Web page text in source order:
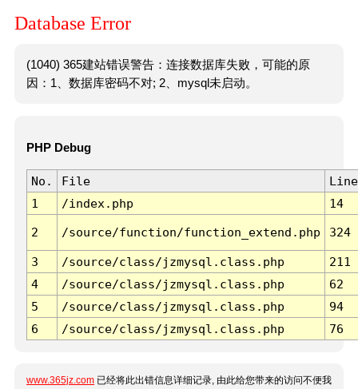
Database Error
(1040) 365建站错误警告：连接数据库失败，可能的原
因：1、数据库密码不对; 2、mysql未启动。
PHP Debug
No. File
Line
1
/index.php 14
2 /source/function/function_extend.php 324
3 /source/class/jzmysql.class.php
211
4
/source/class/jzmysql.class.php
62
5
/source/class/jzmysql.class.php
94
6
/source/class/jzmysql.class.php 76
www.365jz.com 已经将此出错信息详细记录, 由此给您带来的访问不便我